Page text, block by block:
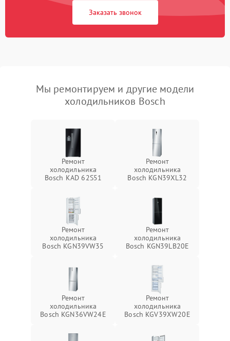
Заказать звонок
Мы ремонтируем и другие модели
холодильников Bosch
Ремонт
холодильника
Bosch KAD 62S51
Ремонт
холодильника
Bosch KGN39XL32
Ремонт
холодильника
Bosch KGN39VW35
Ремонт
холодильника
Bosch KGN39LB20E
Ремонт
холодильника
Bosch KGN36VW24E
Ремонт
холодильника
Bosch KGV39XW20E